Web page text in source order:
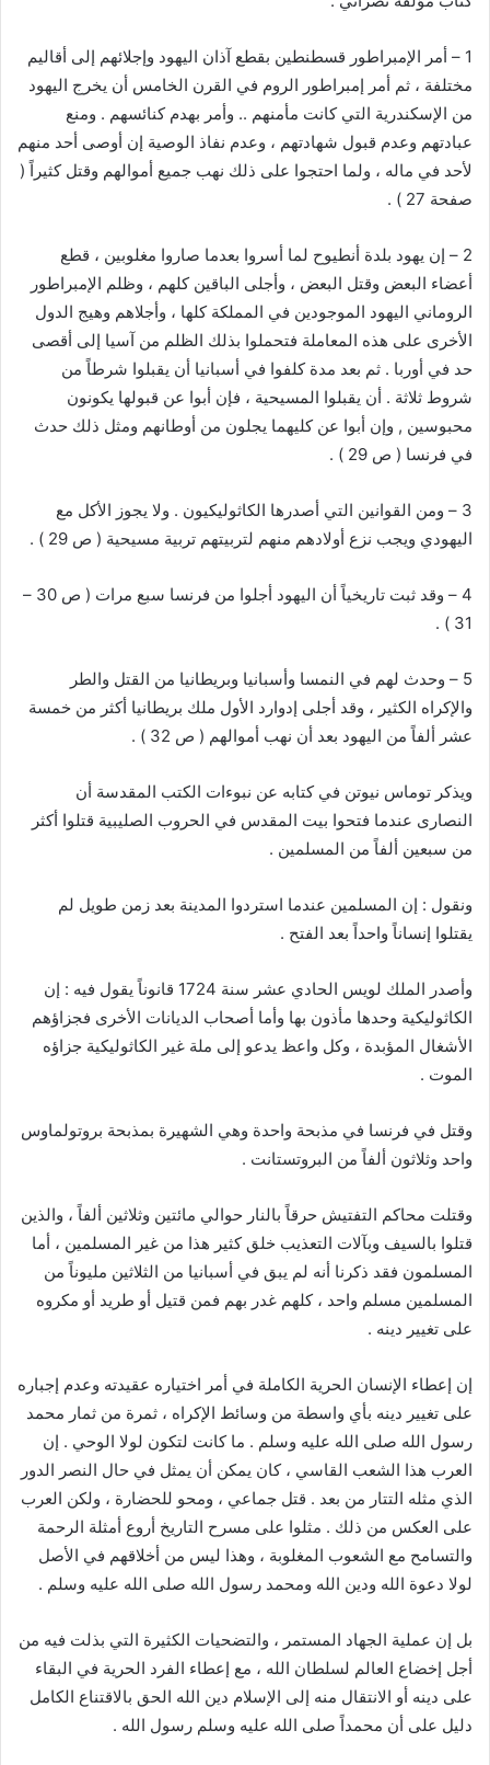
1 – أمر الإمبراطور قسطنطين بقطع آذان اليهود وإجلائهم إلى أقاليم
مختلفة ، ثم أمر إمبراطور الروم في القرن الخامس أن يخرج اليهود
من الإسكندرية التي كانت مأمنهم .. وأمر بهدم كنائسهم . ومنع
عبادتهم وعدم قبول شهادتهم ، وعدم نفاذ الوصية إن أوصى أحد منهم
لأحد في ماله ، ولما احتجوا على ذلك نهب جميع أموالهم وقتل كثيراً (
صفحة 27 ) .
2 – إن يهود بلدة أنطيوح لما أسروا بعدما صاروا مغلوبين ، قطع
أعضاء البعض وقتل البعض ، وأجلى الباقين كلهم ، وظلم الإمبراطور
الروماني اليهود الموجودين في المملكة كلها ، وأجلاهم وهيج الدول
الأخرى على هذه المعاملة فتحملوا بذلك الظلم من آسيا إلى أقصى
حد في أوربا . ثم بعد مدة كلفوا في أسبانيا أن يقبلوا شرطاً من
شروط ثلاثة . أن يقبلوا المسيحية ، فإن أبوا عن قبولها يكونون
محبوسين , وإن أبوا عن كليهما يجلون من أوطانهم ومثل ذلك حدث
في فرنسا ( ص 29 ) .
3 – ومن القوانين التي أصدرها الكاثوليكيون . ولا يجوز الأكل مع
اليهودي ويجب نزع أولادهم منهم لتربيتهم تربية مسيحية ( ص 29 ) .
4 – وقد ثبت تاريخياً أن اليهود أجلوا من فرنسا سبع مرات ( ص 30 –
31 ) .
5 – وحدث لهم في النمسا وأسبانيا وبريطانيا من القتل والطر
والإكراه الكثير ، وقد أجلى إدوارد الأول ملك بريطانيا أكثر من خمسة
عشر ألفاً من اليهود بعد أن نهب أموالهم ( ص 32 ) .
ويذكر توماس نيوتن في كتابه عن نبوءات الكتب المقدسة أن
النصارى عندما فتحوا بيت المقدس في الحروب الصليبية قتلوا أكثر
من سبعين ألفاً من المسلمين .
ونقول : إن المسلمين عندما استردوا المدينة بعد زمن طويل لم
يقتلوا إنساناً واحداً بعد الفتح .
وأصدر الملك لويس الحادي عشر سنة 1724 قانوناً يقول فيه : إن
الكاثوليكية وحدها مأذون بها وأما أصحاب الديانات الأخرى فجزاؤهم
الأشغال المؤبدة ، وكل واعظ يدعو إلى ملة غير الكاثوليكية جزاؤه
الموت .
وقتل في فرنسا في مذبحة واحدة وهي الشهيرة بمذبحة بروتولماوس
واحد وثلاثون ألفاً من البروتستانت .
وقتلت محاكم التفتيش حرقاً بالنار حوالي مائتين وثلاثين ألفاً ، والذين
قتلوا بالسيف وبآلات التعذيب خلق كثير هذا من غير المسلمين ، أما
المسلمون فقد ذكرنا أنه لم يبق في أسبانيا من الثلاثين مليوناً من
المسلمين مسلم واحد ، كلهم غدر بهم فمن قتيل أو طريد أو مكروه
على تغيير دينه .
إن إعطاء الإنسان الحرية الكاملة في أمر اختياره عقيدته وعدم إجباره
على تغيير دينه بأي واسطة من وسائط الإكراه ، ثمرة من ثمار محمد
رسول الله صلى الله عليه وسلم . ما كانت لتكون لولا الوحي . إن
العرب هذا الشعب القاسي ، كان يمكن أن يمثل في حال النصر الدور
الذي مثله التتار من بعد . قتل جماعي ، ومحو للحضارة ، ولكن العرب
على العكس من ذلك . مثلوا على مسرح التاريخ أروع أمثلة الرحمة
والتسامح مع الشعوب المغلوبة ، وهذا ليس من أخلاقهم في الأصل
لولا دعوة الله ودين الله ومحمد رسول الله صلى الله عليه وسلم .
بل إن عملية الجهاد المستمر ، والتضحيات الكثيرة التي بذلت فيه من
أجل إخضاع العالم لسلطان الله ، مع إعطاء الفرد الحرية في البقاء
على دينه أو الانتقال منه إلى الإسلام دين الله الحق بالاقتناع الكامل
دليل على أن محمداً صلى الله عليه وسلم رسول الله .